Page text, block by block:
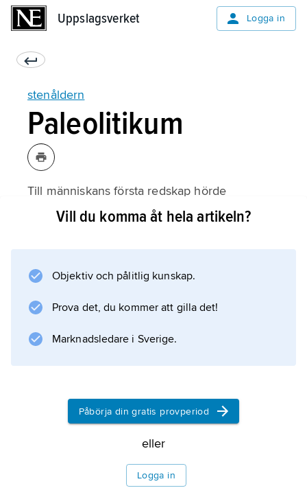
Uppslagsverket Logga in
stenåldern
Paleolitikum
Till människans första redskap hörde
obetydligt bearbetade rullstenar (engelska
) i form av vasskantade stenar. Sådana har
påträffats bland annat i cirka 2,5 miljoner år
år sedan och framåt kan olika utvecklingar av
Information om artikeln
Vill du komma åt hela artikeln?
Objektiv och pålitlig kunskap.
Prova det, du kommer att gilla det!
Marknadsledare i Sverige.
Påbörja din gratis provperiod
eller
Logga in